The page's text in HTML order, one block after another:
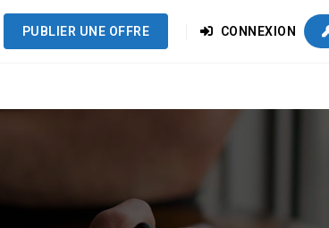
PUBLIER UNE OFFRE CONNEXION